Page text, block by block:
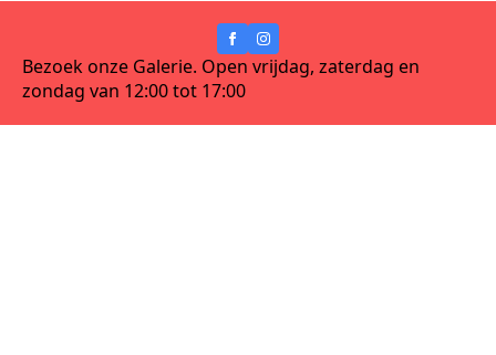
Bezoek onze Galerie. Open vrijdag, zaterdag en
zondag van 12:00 tot 17:00